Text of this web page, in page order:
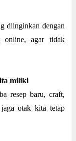
diinginkan dengan
online, agar tidak
miliki
resep baru, craft,
otak kita tetap